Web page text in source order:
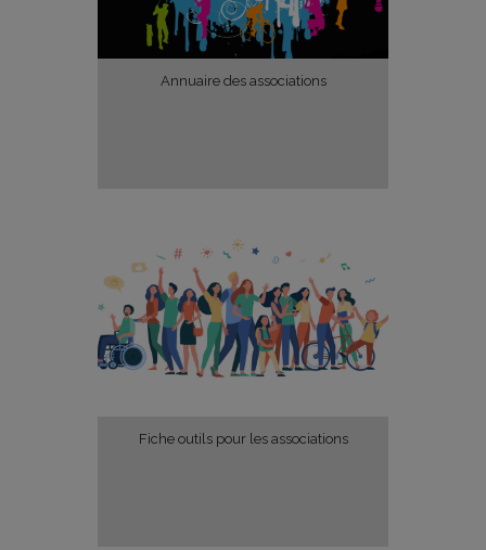
Annuaire des associations
Fiche outils pour les associations